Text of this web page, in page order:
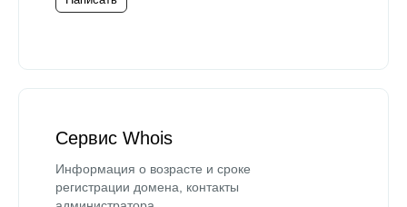
Сервис Whois
Информация о возрасте и сроке
регистрации домена, контакты